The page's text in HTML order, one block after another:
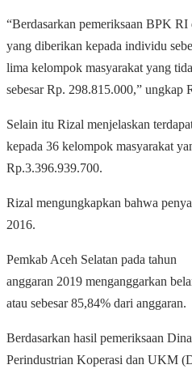
“Berdasarkan pemeriksaan BPK RI
yang diberikan kepada individu
lima kelompok masyarakat yang
sebesar Rp. 298.815.000,” ungkap
Selain itu Rizal menjelaskan
kepada 36 kelompok masyarakat
Rp.3.396.939.700.
Rizal mengungkapkan bahwa
2016.
Pemkab Aceh Selatan pada tahun
anggaran 2019 menganggarkan
atau sebesar 85,84% dari anggaran.
Berdasarkan hasil pemeriksaan
Perindustrian Koperasi dan UKM